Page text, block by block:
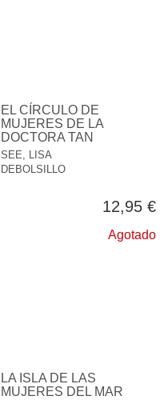
EL CÍRCULO DE
MUJERES DE LA
DOCTORA TAN
SEE, LISA
DEBOLSILLO
12,95 €
Agotado
LA ISLA DE LAS
MUJERES DEL MAR